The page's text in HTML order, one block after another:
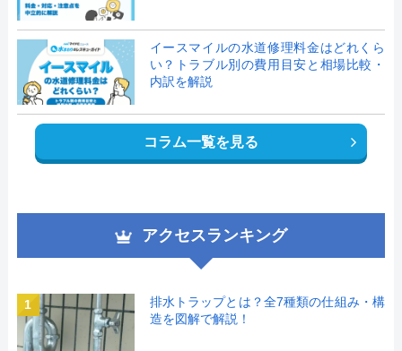
イースマイルの水道修理料金はどれくら
い？トラブル別の費用目安と相場比較・
内訳を解説
コラム一覧を見る
アクセスランキング
1
排水トラップとは？全7種類の仕組み・構
造を図解で解説！